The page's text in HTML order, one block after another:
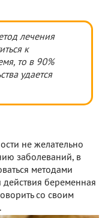
лечения
к
то в 90%
удается
не желательно
заболеваний, в
методами
беременная
со своим